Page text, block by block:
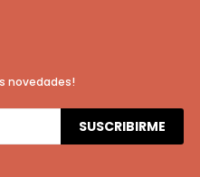
novedades!
SUSCRIBIRME